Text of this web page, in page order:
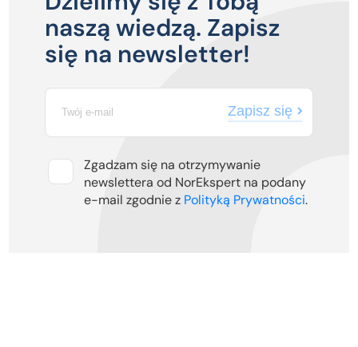
naszą wiedzą. Zapisz
się na newsletter!
Zgadzam się na otrzymywanie
newslettera od NorEkspert na podany
e-mail zgodnie z Polityką Prywatności.
Zapisz się